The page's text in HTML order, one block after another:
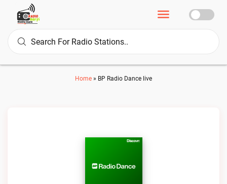
Home » BP Radio Dance live